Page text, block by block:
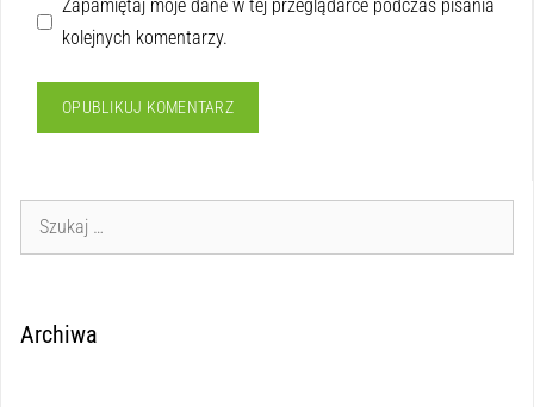
Zapamiętaj moje dane w tej przeglądarce podczas pisania
kolejnych komentarzy.
Archiwa